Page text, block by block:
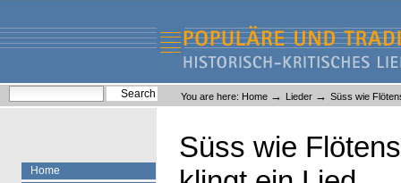
content.
navigation
Liederlexikon
Personal
tools
You are here: Home → Lieder → Süss wie
Süss wie
Home